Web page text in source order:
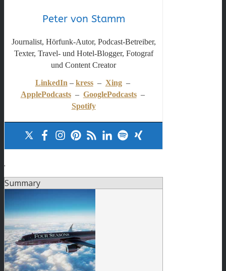
Peter von Stamm
Journalist, Hörfunk-Autor, Podcast-Betreiber,
Texter, Travel- und Hotel-Blogger, Fotograf
und Content Creator
LinkedIn – kress– Xing–
ApplePodcasts– GooglePodcasts–
Spotify
.
Summary